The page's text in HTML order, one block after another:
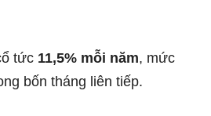
tức 11,5% mỗi năm, mức
bốn tháng liên tiếp.